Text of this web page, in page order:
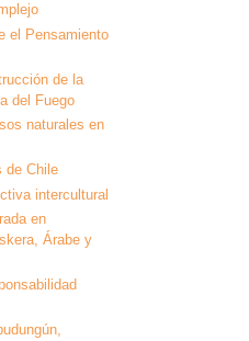
el Pensamiento
de la
del Fuego
naturales en
de Chile
intercultural
en
Árabe y